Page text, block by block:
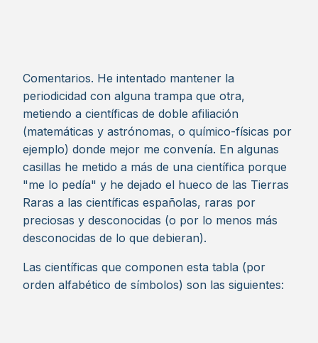
Comentarios. He intentado mantener la
periodicidad con alguna trampa que otra,
metiendo a científicas de doble afiliación
(matemáticas y astrónomas, o químico-físicas por
ejemplo) donde mejor me convenía. En algunas
casillas he metido a más de una científica porque
"me lo pedía" y he dejado el hueco de las Tierras
Raras a las científicas españolas, raras por
preciosas y desconocidas (o por lo menos más
desconocidas de lo que debieran).
Las científicas que componen esta tabla (por
orden alfabético de símbolos) son las siguientes: